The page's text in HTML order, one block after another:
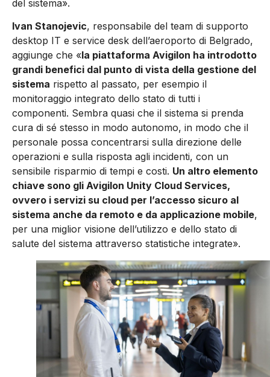
del sistema».
Ivan Stanojevic, responsabile del team di supporto
desktop IT e service desk dell’aeroporto di Belgrado,
aggiunge che «la piattaforma Avigilon ha introdotto
grandi benefici dal punto di vista della gestione del
sistema rispetto al passato, per esempio il
monitoraggio integrato dello stato di tutti i
componenti. Sembra quasi che il sistema si prenda
cura di sé stesso in modo autonomo, in modo che il
personale possa concentrarsi sulla direzione delle
operazioni e sulla risposta agli incidenti, con un
sensibile risparmio di tempi e costi. Un altro elemento
chiave sono gli Avigilon Unity Cloud Services,
ovvero i servizi su cloud per l’accesso sicuro al
sistema anche da remoto e da applicazione mobile,
per una miglior visione dell’utilizzo e dello stato di
salute del sistema attraverso statistiche integrate».